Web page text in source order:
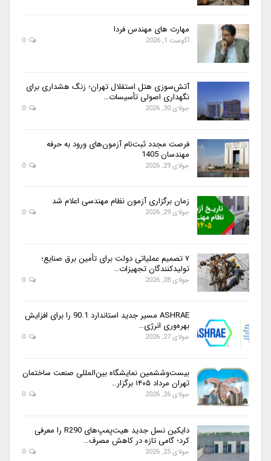
مهارت های مهندس فردا
آگوست 1, 2026
آتش‌سوزی هتل استقلال تهران؛ زنگ هشداری برای
نگهداری اصولی تأسیسات…
جولای 30, 2026
فرصت مجدد ثبت‌نام آزمون‌های ورود به حرفه
مهندسان 1405
جولای 29, 2026
زمان برگزاری آزمون نظام مهندسی اعلام شد
جولای 29, 2026
۷ تصمیم عملیاتی دولت برای تأمین برق صنایع؛
تولیدکنندگان تجهیزات…
جولای 28, 2026
ASHRAE مسیر جدید استاندارد 90.1 را برای افزایش
بهره‌وری انرژی…
جولای 27, 2026
بیست‌وششمین نمایشگاه بین‌المللی صنعت ساختمان
تهران مرداد ۱۴۰۵ برگزار…
جولای 26, 2026
دایکین نسل جدید هیت‌پمپ‌های R290 را معرفی
کرد؛ گامی تازه در کاهش مصرف…
جولای 25, 2026